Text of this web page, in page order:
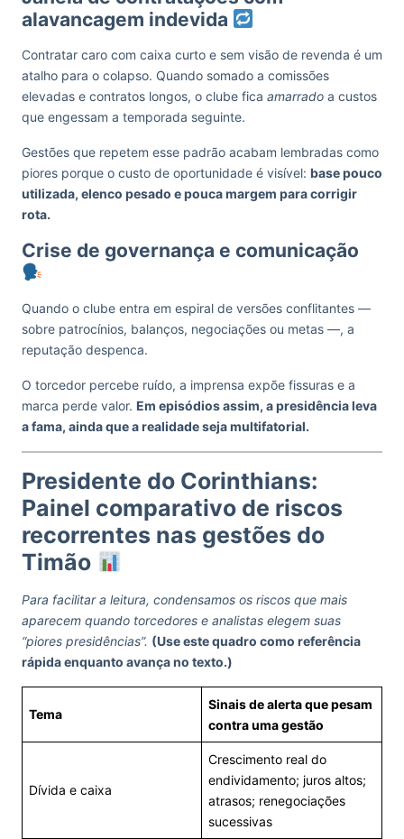
alavancagem indevida
Contratar caro com caixa curto e sem visão de revenda é um
atalho para o colapso. Quando somado a comissões
elevadas e contratos longos, o clube fica amarrado a custos
que engessam a temporada seguinte.
Gestões que repetem esse padrão acabam lembradas como
piores porque o custo de oportunidade é visível: base pouco
utilizada, elenco pesado e pouca margem para corrigir
rota.
Crise de governança e comunicação
Quando o clube entra em espiral de versões conflitantes —
sobre patrocínios, balanços, negociações ou metas —, a
reputação despenca.
O torcedor percebe ruído, a imprensa expõe fissuras e a
marca perde valor. Em episódios assim, a presidência leva
a fama, ainda que a realidade seja multifatorial.
Presidente do Corinthians:
Painel comparativo de riscos
recorrentes nas gestões do
Timão
Para facilitar a leitura, condensamos os riscos que mais
aparecem quando torcedores e analistas elegem suas
“piores presidências”. (Use este quadro como referência
rápida enquanto avança no texto.)
Tema
Sinais de alerta que pesam
contra uma gestão
Dívida e caixa
Crescimento real do
endividamento; juros altos;
atrasos; renegociações
sucessivas